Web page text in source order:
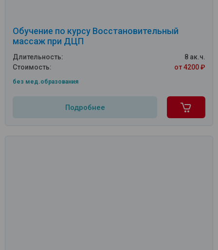
Обучение по курсу Восстановительный
массаж при ДЦП
Длительность:
8 ак.ч.
Стоимость:
от 4200 ₽
без мед.образования
Подробнее